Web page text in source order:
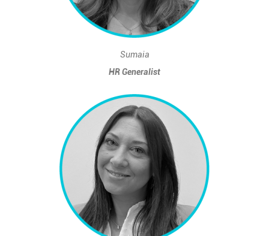
Sumaia
HR Generalist